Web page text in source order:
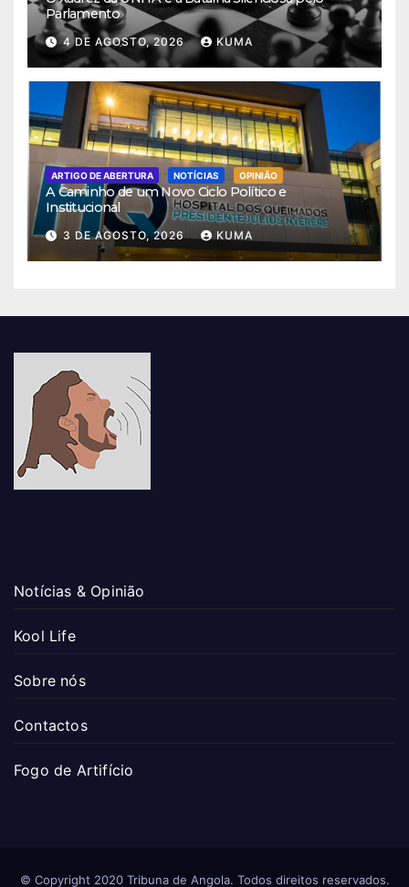
Parlamento
4 DE AGOSTO, 2026 KUMA
ARTIGO DE ABERTURA NOTÍCIAS OPINIÃO
A Caminho de um Novo Ciclo Político e
Institucional
3 DE AGOSTO, 2026 KUMA
Notícias & Opinião
Kool Life
Sobre nós
Contactos
Fogo de Artifício
© Copyright 2020 Tribuna de Angola. Todos direitos reservados.